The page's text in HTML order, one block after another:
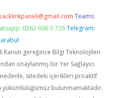
Teams:
0262 606 0 726 Telegram:
Kanun gereğince Bilgi Teknolojileri
onaylanmış bir Yer Sağlayıcı
sitedeki içerikleri proaktif
bulunmamaktadır.